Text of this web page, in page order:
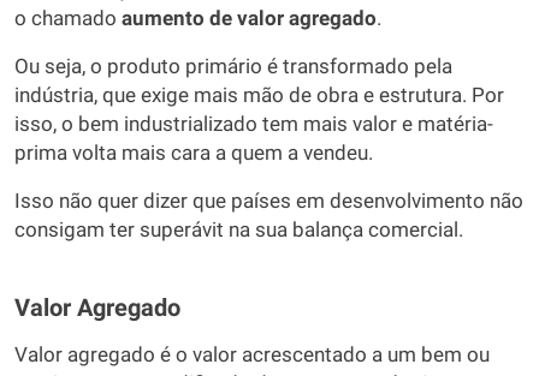
o chamado aumento de valor agregado.
Ou seja, o produto primário é transformado pela
indústria, que exige mais mão de obra e estrutura. Por
isso, o bem industrializado tem mais valor e matéria-
prima volta mais cara a quem a vendeu.
Isso não quer dizer que países em desenvolvimento não
consigam ter superávit na sua balança comercial.
Valor Agregado
Valor agregado é o valor acrescentado a um bem ou